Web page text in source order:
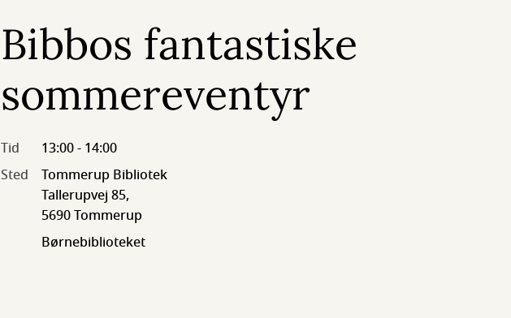
Bibbos fantastiske
sommereventyr
Tid
13:00 - 14:00
Sted
Tommerup Bibliotek
Tallerupvej 85,
5690 Tommerup
Børnebiblioteket